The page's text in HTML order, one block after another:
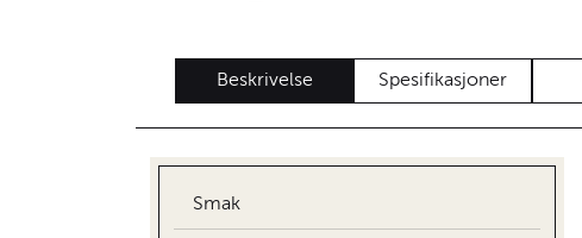
Beskrivelse Spesifikasjoner
Smak